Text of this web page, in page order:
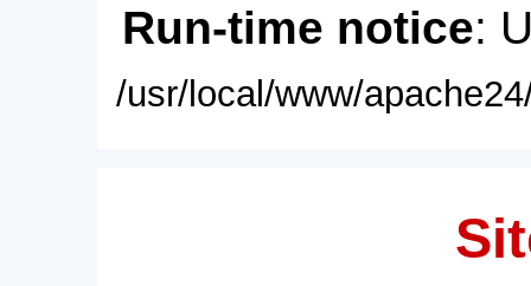
Run-time notice:
/usr/local/www/